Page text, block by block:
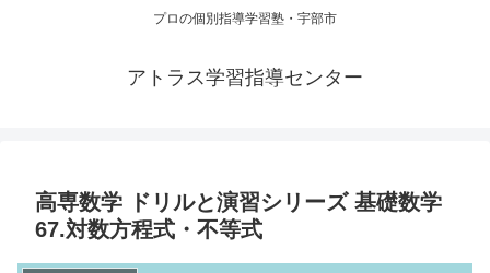
プロの個別指導学習塾・宇部市
アトラス学習指導センター
高専数学 ドリルと演習シリーズ 基礎数学
67.対数方程式・不等式